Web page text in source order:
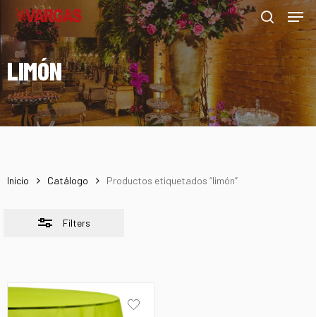
Skip
main
content
search
Menu
LIMÓN
Inicio Catálogo Productos etiquetados “limón”
Filters
Close
Filters
Menu